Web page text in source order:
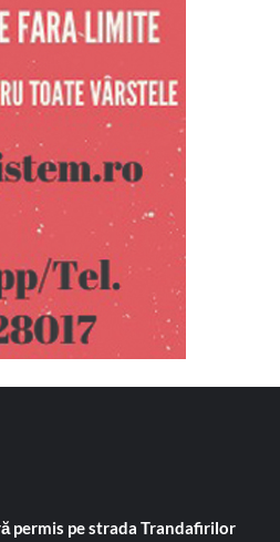
permis pe strada Trandafirilor